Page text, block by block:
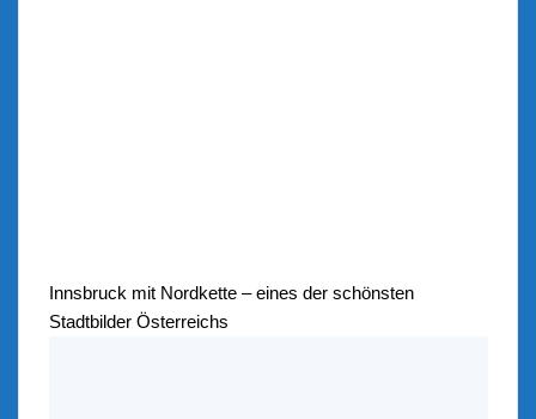
Innsbruck mit Nordkette – eines der schönsten
Stadtbilder Österreichs